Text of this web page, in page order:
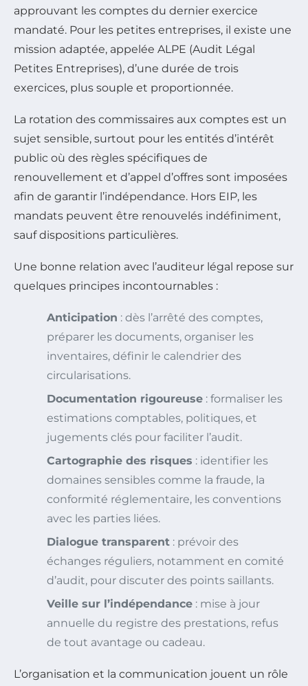
approuvant les comptes du dernier exercice
mandaté. Pour les petites entreprises, il existe une
mission adaptée, appelée ALPE (Audit Légal
Petites Entreprises), d’une durée de trois
exercices, plus souple et proportionnée.
La rotation des commissaires aux comptes est un
sujet sensible, surtout pour les entités d’intérêt
public où des règles spécifiques de
renouvellement et d’appel d’offres sont imposées
afin de garantir l’indépendance. Hors EIP, les
mandats peuvent être renouvelés indéfiniment,
sauf dispositions particulières.
Une bonne relation avec l’auditeur légal repose sur
quelques principes incontournables :
Anticipation : dès l’arrêté des comptes,
préparer les documents, organiser les
inventaires, définir le calendrier des
circularisations.
Documentation rigoureuse : formaliser les
estimations comptables, politiques, et
jugements clés pour faciliter l’audit.
Cartographie des risques : identifier les
domaines sensibles comme la fraude, la
conformité réglementaire, les conventions
avec les parties liées.
Dialogue transparent : prévoir des
échanges réguliers, notamment en comité
d’audit, pour discuter des points saillants.
Veille sur l’indépendance : mise à jour
annuelle du registre des prestations, refus
de tout avantage ou cadeau.
L’organisation et la communication jouent un rôle